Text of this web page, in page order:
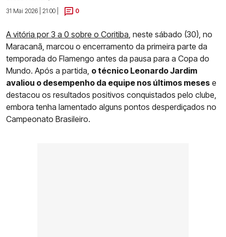
31 Mai 2026 | 21:00 |
0
A vitória por 3 a 0 sobre o Coritiba , neste sábado (30), no
Maracanã, marcou o encerramento da primeira parte da
temporada do Flamengo antes da pausa para a Copa do
Mundo. Após a partida, o técnico Leonardo Jardim
avaliou o desempenho da equipe nos últimos meses e
destacou os resultados positivos conquistados pelo clube,
embora tenha lamentado alguns pontos desperdiçados no
Campeonato Brasileiro.